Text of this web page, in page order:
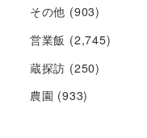
その他 (903)
営業飯 (2,745)
蔵探訪 (250)
農園 (933)